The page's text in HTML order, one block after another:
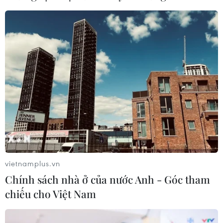
Xem thêm
CƠ QUAN CHỦ QUẢN: THÔNG TẤN XÃ VIỆT NAM
Tổng Biên tập: TRẦN TIẾN DUẨN
Phó Tổng Biên tập: NGUYỄN THỊ TÁM, KHÚC THANH
Sở hữu trí tuệ
Quy định sử dụng
vietnamplus.vn
Chính sách nhà ở của nước Anh - Góc tham
chiếu cho Việt Nam